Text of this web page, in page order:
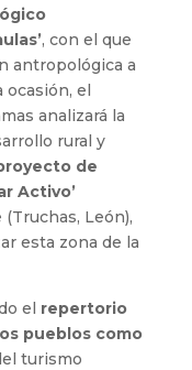
, con el que
antropológica a
ocasión, el
analizará la
rural y
de
Activo’
León),
esta zona de la
el repertorio
pueblos como
turismo